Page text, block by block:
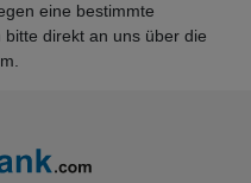
eine bestimmte
direkt an uns über die